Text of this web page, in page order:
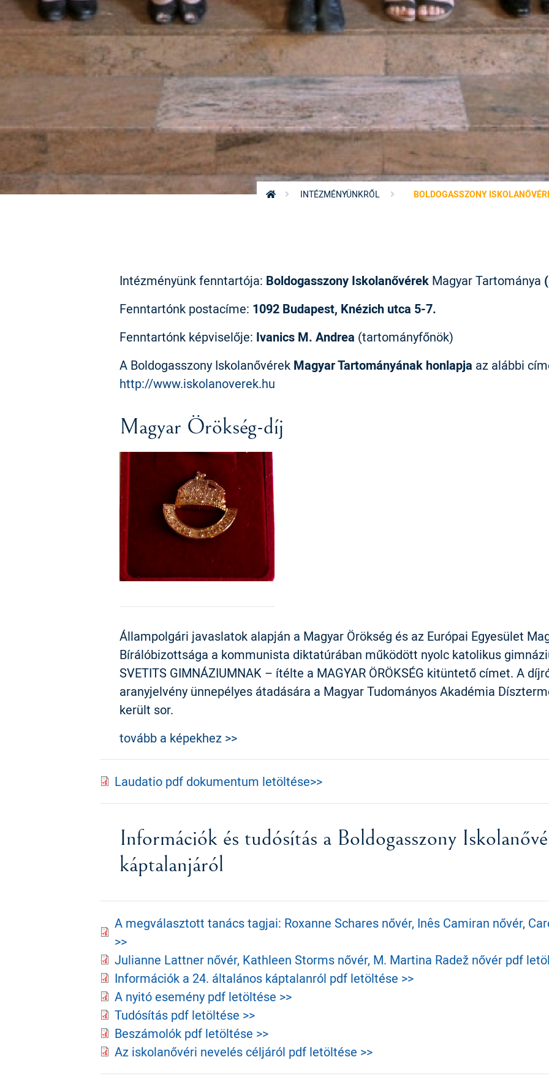
INTÉZMÉNYÜNKRŐL BOLDOGASSZONY
Intézményünk fenntartója: Boldogasszony Iskolanővérek Magyar Tartománya
Fenntartónk postacíme: 1092 Budapest, Knézich utca 5-7.
Fenntartónk képviselője: Ivanics M. Andrea (tartományfőnök)
A Boldogasszony Iskolanővérek Magyar Tartományának honlapja az alábbi
http://www.iskolanoverek.hu
Magyar Örökség-díj
Állampolgári javaslatok alapján a Magyar Örökség és az Európai Egyesület
Bírálóbizottsága a kommunista diktatúrában működött nyolc katolikus
SVETITS GIMNÁZIUMNAK – ítélte a MAGYAR ÖRÖKSÉG kitüntető címet. A
aranyjelvény ünnepélyes átadására a Magyar Tudományos Akadémia
került sor.
tovább a képekhez >>
Laudatio pdf dokumentum letöltése>>
Információk és tudósítás a Boldogasszony
káptalanjáról
A megválasztott tanács tagjai: Roxanne Schares nővér, Inês Camiran nővér,
>>
Julianne Lattner nővér, Kathleen Storms nővér, M. Martina Radež nővér pdf
Információk a 24. általános káptalanról pdf letöltése >>
A nyitó esemény pdf letöltése >>
Tudósítás pdf letöltése >>
Beszámolók pdf letöltése >>
Az iskolanővéri nevelés céljáról pdf letöltése >>